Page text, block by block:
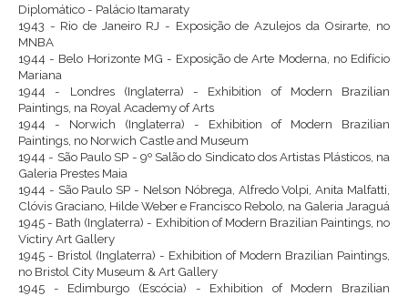
Diplomático - Palácio Itamaraty
1943 - Rio de Janeiro RJ - Exposição de Azulejos da Osirarte, no
MNBA
1944 - Belo Horizonte MG - Exposição de Arte Moderna, no Edifício
Mariana
1944 - Londres (Inglaterra) - Exhibition of Modern Brazilian
Paintings, na Royal Academy of Arts
1944 - Norwich (Inglaterra) - Exhibition of Modern Brazilian
Paintings, no Norwich Castle and Museum
1944 - São Paulo SP - 9º Salão do Sindicato dos Artistas Plásticos, na
Galeria Prestes Maia
1944 - São Paulo SP - Nelson Nóbrega, Alfredo Volpi, Anita Malfatti,
Clóvis Graciano, Hilde Weber e Francisco Rebolo, na Galeria Jaraguá
1945 - Bath (Inglaterra) - Exhibition of Modern Brazilian Paintings, no
Victiry Art Gallery
1945 - Bristol (Inglaterra) - Exhibition of Modern Brazilian Paintings,
no Bristol City Museum & Art Gallery
1945 - Edimburgo (Escócia) - Exhibition of Modern Brazilian